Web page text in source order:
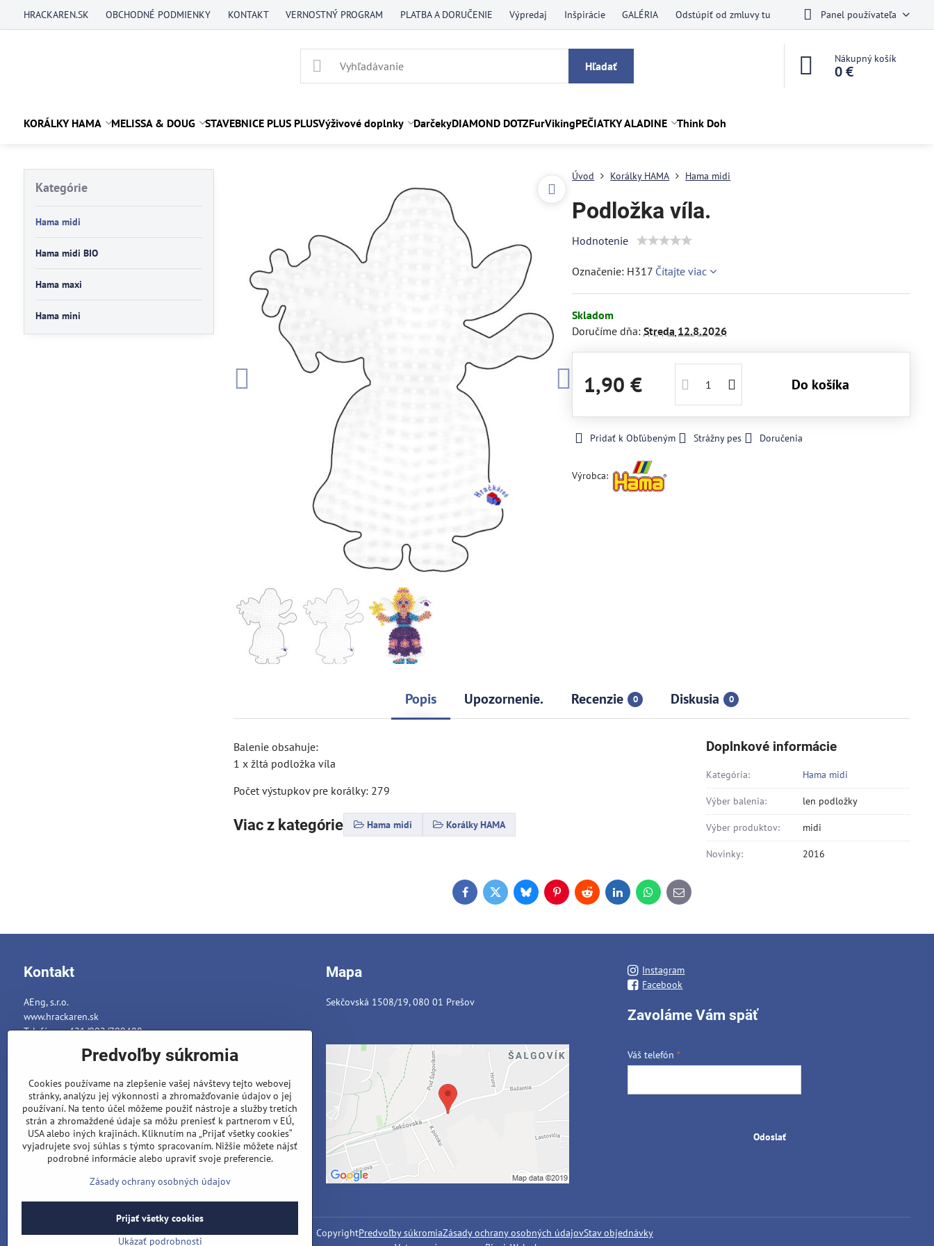
HRACKAREN.SK OBCHODNÉ PODMIENKY KONTAKT VERNOSTNÝ PROGRAM PLATBA A DORUČENIE Výpredaj Inšpirácie GALÉRIA Odstúpiť od zmluvy tu Panel používateľa
Hľadať
Nákupný košík
0 €
KORÁLKY HAMA MELISSA & DOUG STAVEBNICE PLUS PLUSVýživové doplnky DarčekyDIAMOND DOTZFurVikingPEČIATKY ALADINE Think Doh
Úvod Korálky HAMA Hama midi
Podložka víla.
Hodnotenie
Označenie: H317 Čítajte viac
Skladom
Doručíme dňa:Streda 12.8.2026
1,90 € Do košíka
Pridať k Obľúbeným Strážny pes Doručenia
Výrobca:
Popis Upozornenie. Recenzie 0 Diskusia 0
Balenie obsahuje:
1 x žltá podložka víla
Počet výstupkov pre korálky: 279
Viac z kategórie Hama midi Korálky HAMA
Doplnkové informácie
Kategória: Hama midi
Výber balenia: len podložky
Výber produktov: midi
Novinky: 2016
FacebookTwitterBlueskyPinterestRedditLinkedInWhatsApp
E-
mail
Kategórie
Hama midi
Hama midi BIO
Hama maxi
Hama mini
Kontakt
AEng, s.r.o.
www.hrackaren.sk
Telefón: ++421/902/799488
info@hrackaren.sk
Ochrana osobných údajov
Reklamačný poriadok
Formuláre
Mapa
Sekčovská 1508/19, 080 01 Prešov
Instagram
Facebook
Zavoláme Vám späť
Váš telefón*
Odoslať
©2026 CopyrightPredvoľby súkromiaZásady ochrany osobných údajovStav objednávky
Predvoľby súkromia
Cookies používame na zlepšenie vašej návštevy tejto webovej
stránky, analýzu jej výkonnosti a zhromažďovanie údajov o jej
používaní. Na tento účel môžeme použiť nástroje a služby tretích
strán a zhromaždené údaje sa môžu preniesť k partnerom v EÚ,
USA alebo iných krajinách. Kliknutím na „Prijať všetky cookies“
vyjadrujete svoj súhlas s týmto spracovaním. Nižšie môžete nájsť
podrobné informácie alebo upraviť svoje preferencie.
Zásady ochrany osobných údajov
Ukázať podrobnosti
Prijať všetky cookies